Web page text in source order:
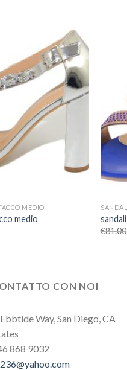
MEDIO
medio
€81.00
CON NOI
Way, San Diego, CA
868 9032